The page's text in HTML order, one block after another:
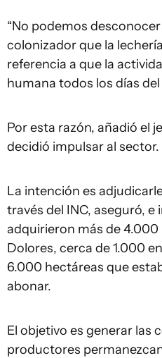
“No podemos
colonizador que la
referencia a que la
humana todos los días del
Por esta razón, añadió el
decidió impulsar al sector.
La intención es
través del INC, aseguró, e
adquirieron más de 4.000
Dolores, cerca de 1.000
6.000 hectáreas que
abonar.
El objetivo es generar las
productores